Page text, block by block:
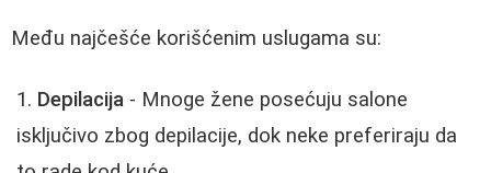
Među najčešće korišćenim uslugama su:
Depilacija - Mnoge žene posećuju salone
isključivo zbog depilacije, dok neke preferiraju da